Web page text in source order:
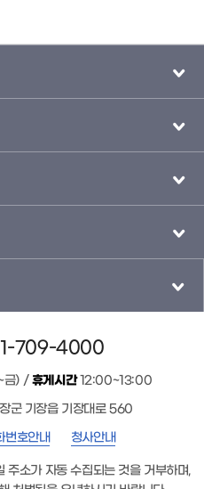
709-4000
금) /휴게시간12:00~13:00
군 기장읍 기장대로 560
번호안내 청사안내
주소가 자동 수집되는 것을 거부하며,